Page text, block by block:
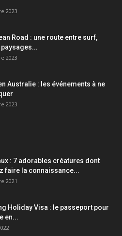
2023
Road : une route entre surf,
2023
Australie : les événements à ne
2023
: 7 adorables créatures dont
faire la connaissance...
2021
Holiday Visa : le passeport pour
en...